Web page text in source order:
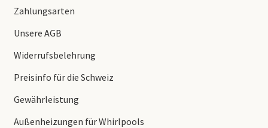
Zahlungsarten
Unsere AGB
Widerrufsbelehrung
Preisinfo für die Schweiz
Gewährleistung
Außenheizungen für Whirlpools